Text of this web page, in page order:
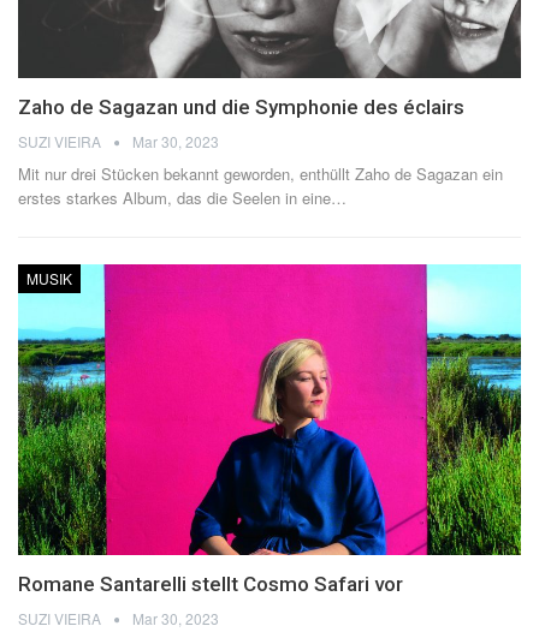
Zaho de Sagazan und die Symphonie des éclairs
SUZI VIEIRA Mar 30, 2023
Mit nur drei Stücken bekannt geworden, enthüllt Zaho de Sagazan ein
erstes starkes Album, das die Seelen in eine…
MUSIK
Romane Santarelli stellt Cosmo Safari vor
SUZI VIEIRA Mar 30, 2023